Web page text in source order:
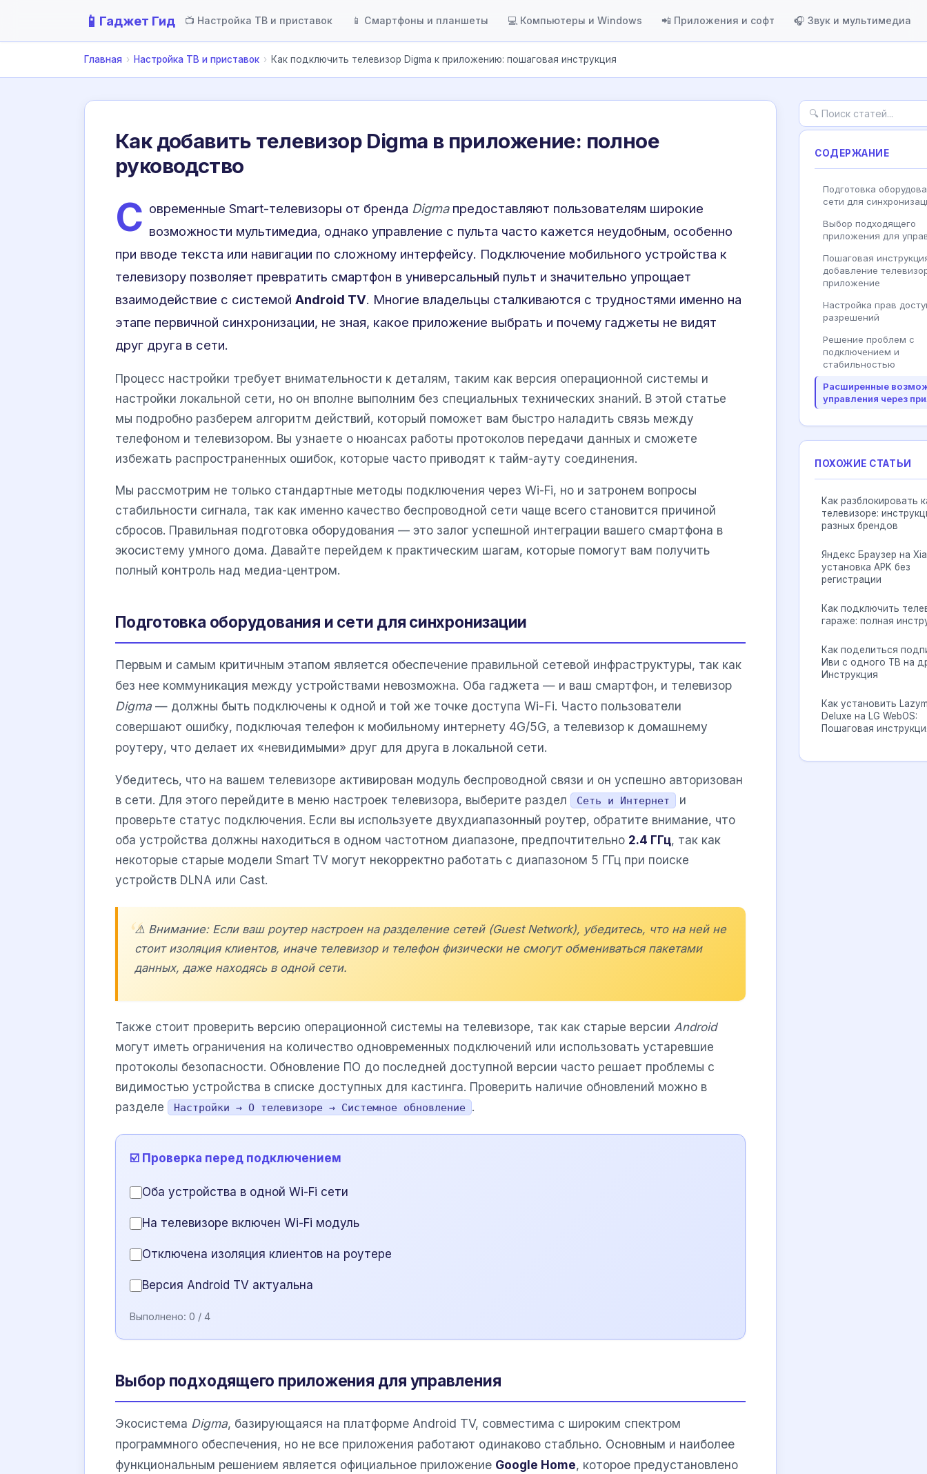
📱 Гаджет Гид 📺 Настройка ТВ и приставок 📱 Смартфоны и планшеты 💻 Компьютеры и Windows 📲 Приложения и софт 🎧 Звук и мультимедиа
Главная › Настройка ТВ и приставок › Как подключить телевизор Digma к приложению: пошаговая инструкция
Как добавить телевизор Digma в приложение: полное
руководство
С овременные Smart-телевизоры от бренда Digmaпредоставляют пользователям широкие
возможности мультимедиа, однако управление с пульта часто кажется неудобным, особенно
при вводе текста или навигации по сложному интерфейсу. Подключение мобильного устройства к
телевизору позволяет превратить смартфон в универсальный пульт и значительно упрощает
взаимодействие с системой Android TV. Многие владельцы сталкиваются с трудностями именно на
этапе первичной синхронизации, не зная, какое приложение выбрать и почему гаджеты не видят
друг друга в сети.
Процесс настройки требует внимательности к деталям, таким как версия операционной системы и
настройки локальной сети, но он вполне выполним без специальных технических знаний. В этой статье
мы подробно разберем алгоритм действий, который поможет вам быстро наладить связь между
телефоном и телевизором. Вы узнаете о нюансах работы протоколов передачи данных и сможете
избежать распространенных ошибок, которые часто приводят к тайм-ауту соединения.
Мы рассмотрим не только стандартные методы подключения через Wi-Fi, но и затронем вопросы
стабильности сигнала, так как именно качество беспроводной сети чаще всего становится причиной
сбросов. Правильная подготовка оборудования — это залог успешной интеграции вашего смартфона в
экосистему умного дома. Давайте перейдем к практическим шагам, которые помогут вам получить
полный контроль над медиа-центром.
Подготовка оборудования и сети для синхронизации
Первым и самым критичным этапом является обеспечение правильной сетевой инфраструктуры, так как
без нее коммуникация между устройствами невозможна. Оба гаджета — и ваш смартфон, и телевизор
Digma — должны быть подключены к одной и той же точке доступа Wi-Fi. Часто пользователи
совершают ошибку, подключая телефон к мобильному интернету 4G/5G, а телевизор к домашнему
роутеру, что делает их «невидимыми» друг для друга в локальной сети.
Убедитесь, что на вашем телевизоре активирован модуль беспроводной связи и он успешно авторизован
в сети. Для этого перейдите в меню настроек телевизора, выберите раздел
Сеть и Интернет
и
проверьте статус подключения. Если вы используете двухдиапазонный роутер, обратите внимание, что
оба устройства должны находиться в одном частотном диапазоне, предпочтительно 2.4 ГГц, так как
некоторые старые модели Smart TV могут некорректно работать с диапазоном 5 ГГц при поиске
устройств DLNA или Cast.
⚠️ Внимание: Если ваш роутер настроен на разделение сетей (Guest Network), убедитесь, что на ней не
стоит изоляция клиентов, иначе телевизор и телефон физически не смогут обмениваться пакетами
данных, даже находясь в одной сети.
Также стоит проверить версию операционной системы на телевизоре, так как старые версии Android
могут иметь ограничения на количество одновременных подключений или использовать устаревшие
протоколы безопасности. Обновление ПО до последней доступной версии часто решает проблемы с
видимостью устройства в списке доступных для кастинга. Проверить наличие обновлений можно в
разделе
Настройки → О телевизоре → Системное обновление .
☑️ Проверка перед подключением
Оба устройства в одной Wi-Fi сети
На телевизоре включен Wi-Fi модуль
Отключена изоляция клиентов на роутере
Версия Android TV актуальна
Выполнено: 0 / 4
Выбор подходящего приложения для управления
Экосистема Digma, базирующаяся на платформе Android TV, совместима с широким спектром
программного обеспечения, но не все приложения работают одинаково стабльно. Основным и наиболее
функциональным решением является официальное приложение Google Home, которое предустановлено
СОДЕРЖАНИЕ
Подготовка
сети для
Выбор подходящего
приложения для
Пошаговая
добавление
приложение
Настройка прав
разрешений
Решение проблем с
подключением и
стабильностью
Расширенные
управления через
ПОХОЖИЕ СТАТЬИ
Как разблокировать
телевизоре:
разных брендов
Яндекс Браузер на
установка APK без
регистрации
Как подключить
гараже: полная
Как поделиться
Иви с одного ТВ на
Инструкция
Как установить
Deluxe на LG WebOS:
Пошаговая